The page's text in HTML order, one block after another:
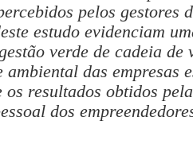
pelos gestores
estudo evidenciam
verde de cadeia de
ambiental das empresas
os resultados obtidos
dos